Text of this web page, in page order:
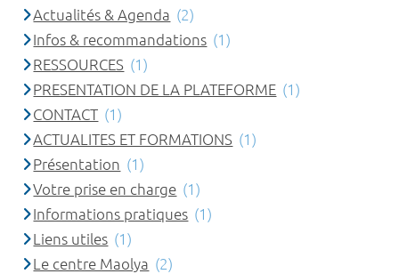
Actualités & Agenda (2)
Infos & recommandations (1)
RESSOURCES (1)
PRESENTATION DE LA PLATEFORME (1)
CONTACT (1)
ACTUALITES ET FORMATIONS (1)
Présentation (1)
Votre prise en charge (1)
Informations pratiques (1)
Liens utiles (1)
Le centre Maolya (2)